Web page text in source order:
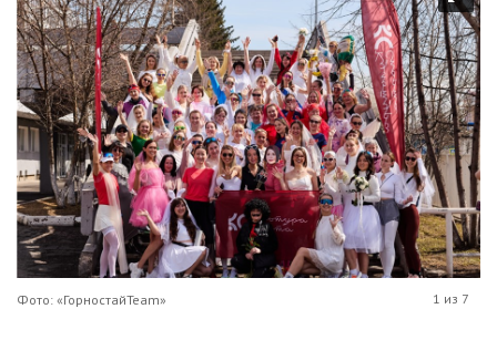
Фото: «ГорностайTeam» 1 из 7